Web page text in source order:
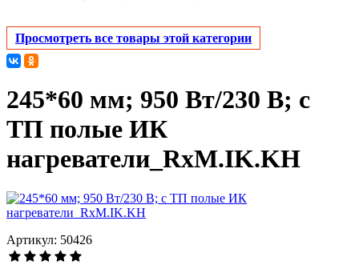
Просмотреть все товары этой категории
245*60 мм; 950 Вт/230 В; с
ТП полые ИК
нагреватели_RxM.IK.KH
Артикул: 50426